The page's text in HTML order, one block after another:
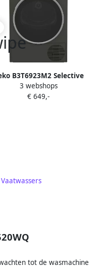
B3T6923M2 Selective
Line Warmtepompdroger
Grijs
3 webshops
€ 649,-
Vaatwassers
tot de wasmachine